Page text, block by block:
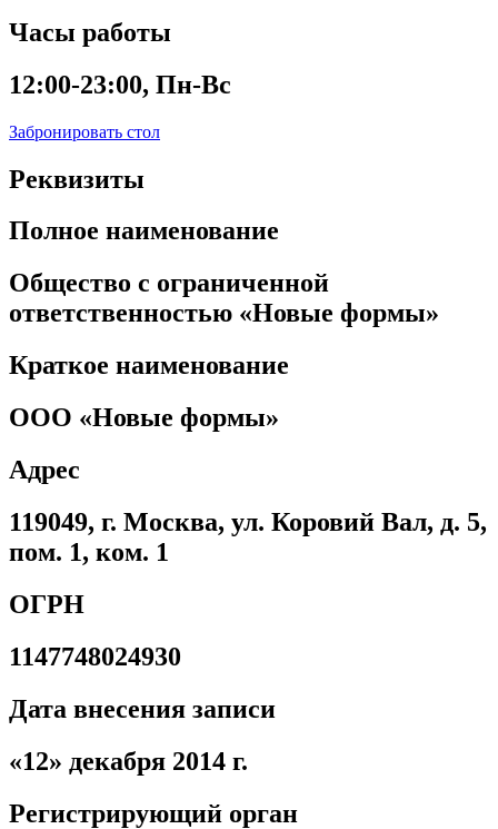
Часы работы
12:00-23:00, Пн-Вс
Забронировать стол
Реквизиты
Полное наименование
Общество с ограниченной
ответственностью «Новые формы»
Краткое наименование
ООО «Новые формы»
Адрес
119049, г. Москва, ул. Коровий Вал, д. 5,
пом. 1, ком. 1
ОГРН
1147748024930
Дата внесения записи
«12» декабря 2014 г.
Регистрирующий орган